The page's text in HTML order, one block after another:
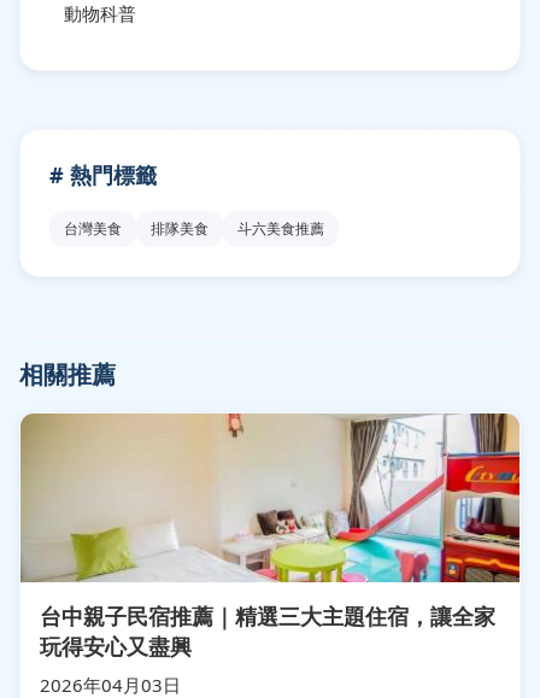
動物科普
# 熱門標籤
台灣美食 排隊美食 斗六美食推薦
相關推薦
台中親子民宿推薦｜精選三大主題住宿，讓全家
玩得安心又盡興
2026年04月03日